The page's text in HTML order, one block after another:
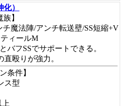
）
】
魔法陣/アンチ転送壁/SS短縮+V
ィールM
バフSSでサポートできる。
殴りが強力。
条件】
ス型